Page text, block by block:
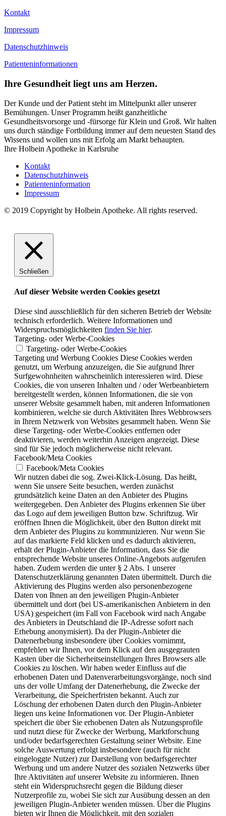
Kontakt
Impressum
Datenschutzhinweis
Patienteninformationen
Ihre Gesundheit liegt uns am Herzen.
Der Kunde und der Patient steht im Mittelpunkt aller unserer
Bemühungen. Unser Programm heißt ganzheitliche
Gesundheitsvorsorge und -fürsorge für Klein und Groß. Wir halten
uns durch ständige Fortbildung immer auf dem neuesten Stand des
Wissens und wollen uns mit Erfolg am Markt behaupten.
Ihre Holbein Apotheke in Karlsruhe
Kontakt
Datenschutzhinweis
Patienteninformation
Impressum
© 2019 Copyright by Holbein Apotheke. All rights reserved.
Schließen
Auf dieser Website werden Cookies gesetzt
Diese sind ausschließlich für den sicheren Betrieb der Website
technisch erforderlich. Weitere Informationen und
Widerspruchsmöglichkeiten finden Sie hier.
Targeting- oder Werbe-Cookies
Targeting- oder Werbe-Cookies
Targeting und Werbung Cookies Diese Cookies werden
genutzt, um Werbung anzuzeigen, die Sie aufgrund Ihrer
Surfgewohnheiten wahrscheinlich interessieren wird. Diese
Cookies, die von unseren Inhalten und / oder Werbeanbietern
bereitgestellt werden, können Informationen, die sie von
unserer Website gesammelt haben, mit anderen Informationen
kombinieren, welche sie durch Aktivitäten Ihres Webbrowsers
in Ihrem Netzwerk von Websites gesammelt haben. Wenn Sie
diese Targeting- oder Werbe-Cookies entfernen oder
deaktivieren, werden weiterhin Anzeigen angezeigt. Diese
sind für Sie jedoch möglicherweise nicht relevant.
Facebook/Meta Cookies
Facebook/Meta Cookies
Wir nutzen dabei die sog. Zwei-Klick-Lösung. Das heißt,
wenn Sie unsere Seite besuchen, werden zunächst
grundsätzlich keine Daten an den Anbieter des Plugins
weitergegeben. Den Anbieter des Plugins erkennen Sie über
das Logo auf dem jeweiligen Button bzw. Schriftzug. Wir
eröffnen Ihnen die Möglichkeit, über den Button direkt mit
dem Anbieter des Plugins zu kommunizieren. Nur wenn Sie
auf das markierte Feld klicken und es dadurch aktivieren,
erhält der Plugin-Anbieter die Information, dass Sie die
entsprechende Website unseres Online-Angebots aufgerufen
haben. Zudem werden die unter § 2 Abs. 1 unserer
Datenschutzerklärung genannten Daten übermittelt. Durch die
Aktivierung des Plugins werden also personenbezogene
Daten von Ihnen an den jeweiligen Plugin-Anbieter
übermittelt und dort (bei US-amerikanischen Anbietern in den
USA) gespeichert (im Fall von Facebook wird nach Angabe
des Anbieters in Deutschland die IP-Adresse sofort nach
Erhebung anonymisiert). Da der Plugin-Anbieter die
Datenerhebung insbesondere über Cookies vornimmt,
empfehlen wir Ihnen, vor dem Klick auf den ausgegrauten
Kasten über die Sicherheitseinstellungen Ihres Browsers alle
Cookies zu löschen. Wir haben weder Einfluss auf die
erhobenen Daten und Datenverarbeitungsvorgänge, noch sind
uns der volle Umfang der Datenerhebung, die Zwecke der
Verarbeitung, die Speicherfristen bekannt. Auch zur
Löschung der erhobenen Daten durch den Plugin-Anbieter
liegen uns keine Informationen vor. Der Plugin-Anbieter
speichert die über Sie erhobenen Daten als Nutzungsprofile
und nutzt diese für Zwecke der Werbung, Marktforschung
und/oder bedarfsgerechten Gestaltung seiner Website. Eine
solche Auswertung erfolgt insbesondere (auch für nicht
eingeloggte Nutzer) zur Darstellung von bedarfsgerechter
Werbung und um andere Nutzer des sozialen Netzwerks über
Ihre Aktivitäten auf unserer Website zu informieren. Ihnen
steht ein Widerspruchsrecht gegen die Bildung dieser
Nutzerprofile zu, wobei Sie sich zur Ausübung dessen an den
jeweiligen Plugin-Anbieter wenden müssen. Über die Plugins
bieten wir Ihnen die Möglichkeit, mit den sozialen